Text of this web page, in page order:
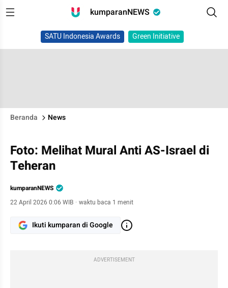
kumparanNEWS
SATU Indonesia Awards Green Initiative
Beranda News
Foto: Melihat Mural Anti AS-Israel di
Teheran
kumparanNEWS
22 April 2026 0:06 WIB · waktu baca 1 menit
Ikuti kumparan di Google
ADVERTISEMENT